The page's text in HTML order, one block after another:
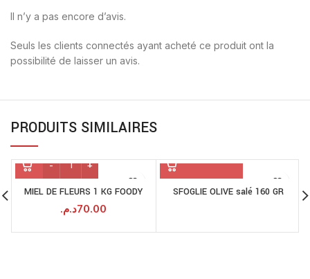
Il n’y a pas encore d’avis.
Seuls les clients connectés ayant acheté ce produit ont la
possibilité de laisser un avis.
PRODUITS SIMILAIRES
MIEL DE FLEURS 1 KG FOODY
70.00د.م.
SFOGLIE OLIVE salé 160 GR